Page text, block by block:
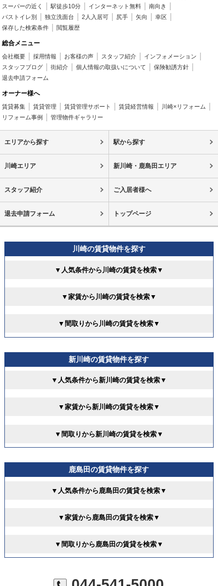
スーパーの近く
駅徒歩10分 インターネット無料
南向き
バストイレ別
独立洗面台 2人入居可 尻手 矢向
幸区
保存した検索条件
閲覧履歴
総合メニュー
会社概要 採用情報 お客様の声 スタッフ紹介
インフォメーション
スタッフブログ
街紹介 個人情報の取扱いについて
保険勧誘方針
退去申請フォーム
オーナー様へ
賃貸募集 賃貸管理 賃貸管理サポート 賃貸経営情報
川崎×リフォーム
リフォーム事例
管理物件ギャラリー
エリアから探す 駅から探す
川崎エリア 新川崎・鹿島田エリア
スタッフ紹介 ご入居者様へ
退去申請フォーム トップページ
川崎の賃貸物件を探す
▼人気条件から川崎の賃貸を検索▼
▼家賃から川崎の賃貸を検索▼
▼間取りから川崎の賃貸を検索▼
新川崎の賃貸物件を探す
▼人気条件から新川崎の賃貸を検索▼
▼家賃から新川崎の賃貸を検索▼
▼間取りから新川崎の賃貸を検索▼
鹿島田の賃貸物件を探す
▼人気条件から鹿島田の賃貸を検索▼
▼家賃から鹿島田の賃貸を検索▼
▼間取りから鹿島田の賃貸を検索▼